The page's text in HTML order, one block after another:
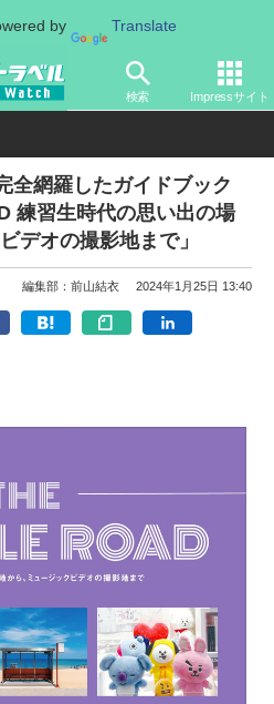
by Translate
検索 Impressサイト
書籍・Web ガイドブック
全網羅したガイドブック
練習生時代の思い出の場
デオの撮影地まで」
編集部：前山結衣 2024年1月25日 13:40